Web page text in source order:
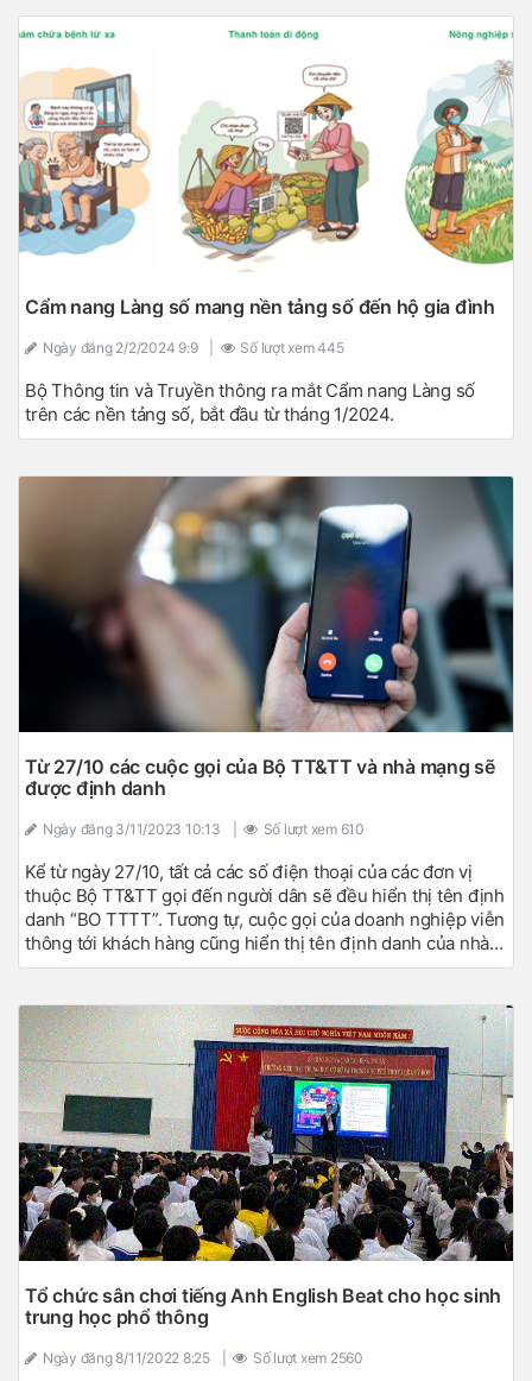
Cẩm nang Làng số mang nền tảng số đến hộ gia đình
Ngày đăng 2/2/2024 9:9 Số lượt xem445
Bộ Thông tin và Truyền thông ra mắt Cẩm nang Làng số
trên các nền tảng số, bắt đầu từ tháng 1/2024.
Từ 27/10 các cuộc gọi của Bộ TT&TT và nhà mạng sẽ
được định danh
Ngày đăng 3/11/2023 10:13 Số lượt xem 610
Kể từ ngày 27/10, tất cả các số điện thoại của các đơn vị
thuộc Bộ TT&TT gọi đến người dân sẽ đều hiển thị tên định
danh “BO TTTT”. Tương tự, cuộc gọi của doanh nghiệp viễn
thông tới khách hàng cũng hiển thị tên định danh của nhà
mạng.
Tổ chức sân chơi tiếng Anh English Beat cho học sinh
trung học phổ thông
Ngày đăng 8/11/2022 8:25 Số lượt xem 2560